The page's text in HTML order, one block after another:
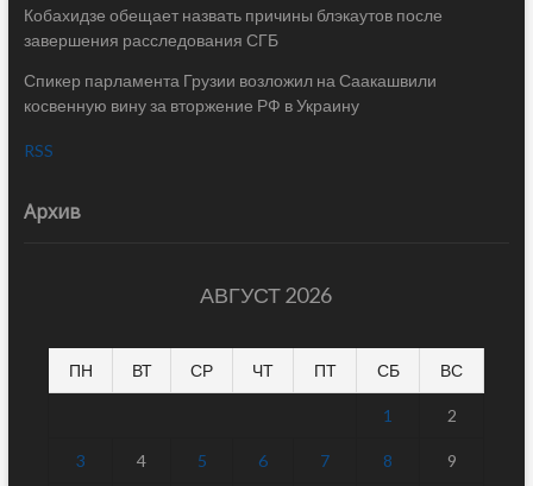
Кобахидзе обещает назвать причины блэкаутов после
завершения расследования СГБ
Спикер парламента Грузии возложил на Саакашвили
косвенную вину за вторжение РФ в Украину
RSS
Архив
АВГУСТ 2026
ПН ВТ СР ЧТ ПТ СБ ВС
1 2
3 4 5 6 7 8 9